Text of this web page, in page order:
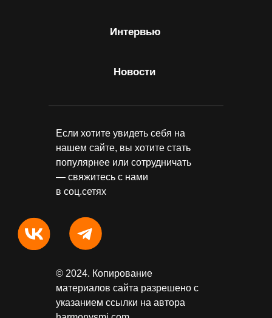
Интервью
Новости
Если хотите увидеть себя на
нашем сайте, вы хотите стать
популярнее или сотрудничать
— свяжитесь с нами
в соц.сетях
© 2024. Копирование
материалов сайта разрешено с
указанием ссылки на автора